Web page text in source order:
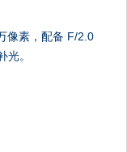
像素，配备 F/2.0
光。